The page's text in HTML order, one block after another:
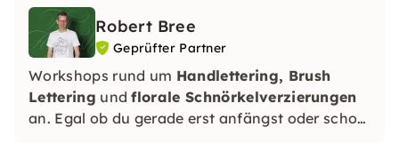
Robert Bree
Geprüfter Partner
Workshops rund um Handlettering, Brush
Lettering undflorale Schnörkelverzierungen
an. Egal ob du gerade erst anfängst oder schon